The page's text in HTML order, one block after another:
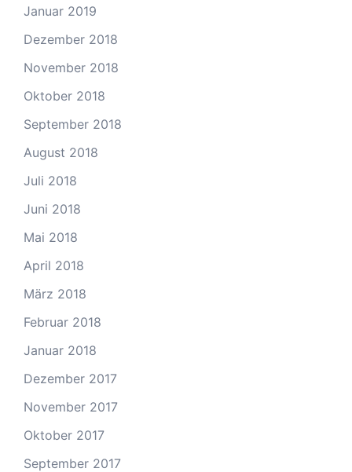
Januar 2019
Dezember 2018
November 2018
Oktober 2018
September 2018
August 2018
Juli 2018
Juni 2018
Mai 2018
April 2018
März 2018
Februar 2018
Januar 2018
Dezember 2017
November 2017
Oktober 2017
September 2017